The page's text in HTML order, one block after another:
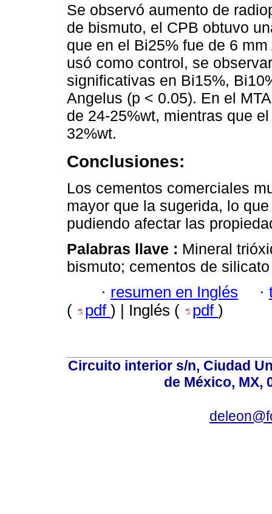
Se observó aumento de
de bismuto, el CPB obtuvo
que en el Bi25% fue de 6
usó como control, se
significativas en Bi15%,
Angelus (p < 0.05). En el
de 24-25%wt, mientras que
32%wt.
Conclusiones:
Los cementos comerciales
mayor que la sugerida, lo
pudiendo afectar las
Palabras llave : Mineral
bismuto; cementos de
· resumen en Inglés ·
(
pdf ) | Inglés ( pdf )
Circuito interior s/n, Ciudad
de México, MX,